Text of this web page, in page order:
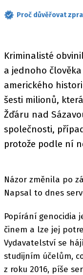
Proč důvěřovat
Kriminalisté
a jednoho
amerického
šesti milionů,
Žďáru nad
společnosti,
protože podle ní
Názor změnila po
Napsal to dnes
Popírání genocidia
činem a lze jej
Vydavatelství se
studijním účelům,
z roku 2016, píše